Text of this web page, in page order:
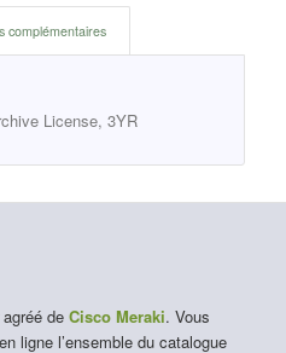
complémentaires
License, 3YR
de Cisco Meraki. Vous
ligne l’ensemble du catalogue